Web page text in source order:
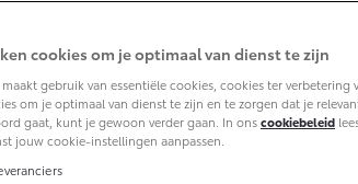
is een klein bestand dat verstuurd
gegevens bij van de wijze
cookies zorgen ervoor dat onze
cookies om je optimaal van dienst te zijn
maakt gebruik van essentiële cookies, cookies ter verbetering
om je optimaal van dienst te zijn en te zorgen dat je
gaat, kunt je gewoon verder gaan. In onscookiebeleid
jouw cookie-instellingen aanpassen.